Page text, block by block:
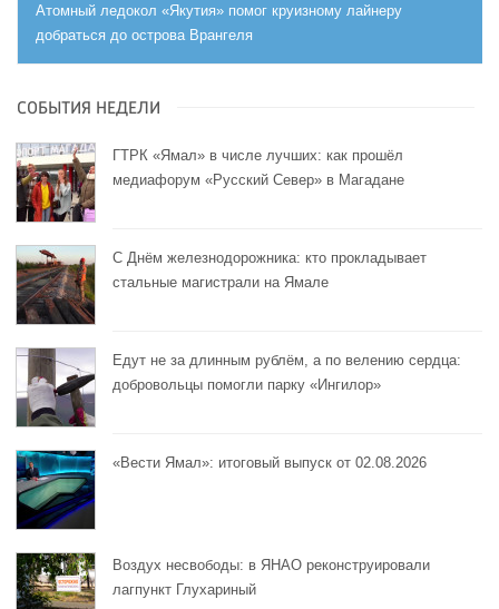
Атомный ледокол «Якутия» помог круизному лайнеру
добраться до острова Врангеля
СОБЫТИЯ НЕДЕЛИ
ГТРК «Ямал» в числе лучших: как прошёл
медиафорум «Русский Север» в Магадане
С Днём железнодорожника: кто прокладывает
стальные магистрали на Ямале
Едут не за длинным рублём, а по велению сердца:
добровольцы помогли парку «Ингилор»
«Вести Ямал»: итоговый выпуск от 02.08.2026
Воздух несвободы: в ЯНАО реконструировали
лагпункт Глухариный